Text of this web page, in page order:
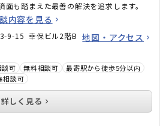
面も踏まえた最善の解決を追求します。
内容を見る
9-15 幸保ビル2階B
地図・アクセス
談可 無料相談可
最寄駅から徒歩5分以内
相談可
詳しく見る